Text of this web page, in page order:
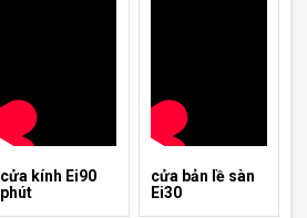
cửa kính Ei90
phút
cửa bản lề sàn
Ei30